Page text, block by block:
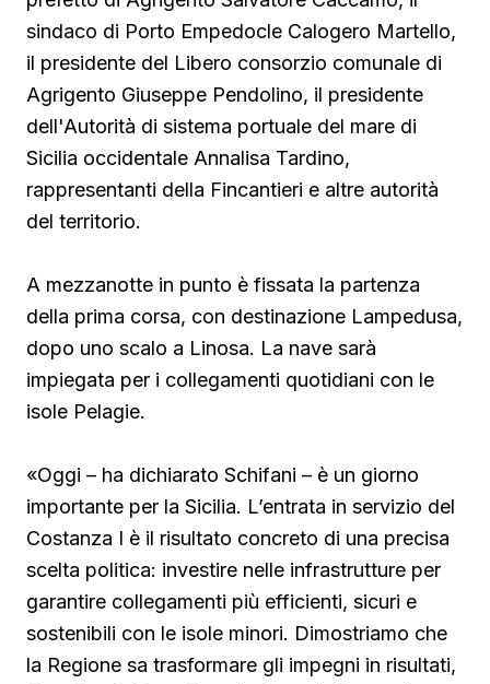
sindaco di Porto Empedocle Calogero Martello,
il presidente del Libero consorzio comunale di
Agrigento Giuseppe Pendolino, il presidente
dell'Autorità di sistema portuale del mare di
Sicilia occidentale Annalisa Tardino,
rappresentanti della Fincantieri e altre autorità
del territorio.
A mezzanotte in punto è fissata la partenza
della prima corsa, con destinazione Lampedusa,
dopo uno scalo a Linosa. La nave sarà
impiegata per i collegamenti quotidiani con le
isole Pelagie.
«Oggi – ha dichiarato Schifani – è un giorno
importante per la Sicilia. L’entrata in servizio del
Costanza I è il risultato concreto di una precisa
scelta politica: investire nelle infrastrutture per
garantire collegamenti più efficienti, sicuri e
sostenibili con le isole minori. Dimostriamo che
la Regione sa trasformare gli impegni in risultati,